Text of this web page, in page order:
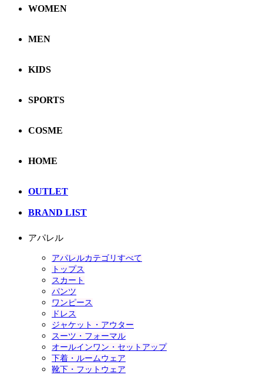
WOMEN
MEN
KIDS
SPORTS
COSME
HOME
OUTLET
BRAND LIST
アパレル
アパレルカテゴリすべて
トップス
スカート
パンツ
ワンピース
ドレス
ジャケット・アウター
スーツ・フォーマル
オールインワン・セットアップ
下着・ルームウェア
靴下・フットウェア